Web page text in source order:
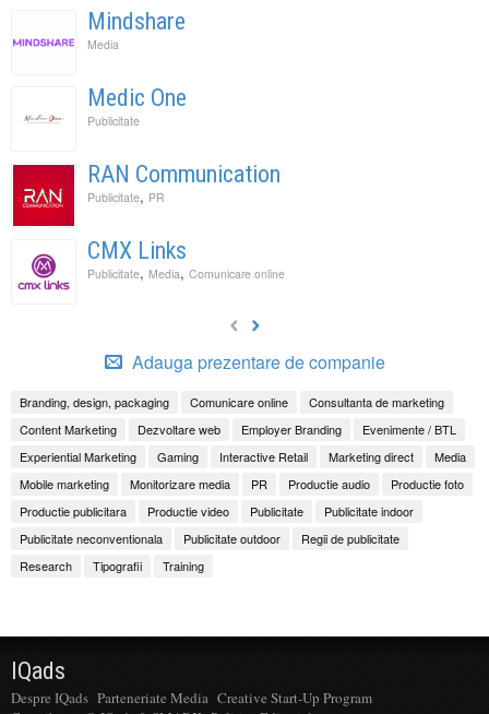
Mindshare
Media
Medic One
Publicitate
RAN Communication
Publicitate, PR
CMX Links
Publicitate, Media, Comunicare online
Adauga prezentare de companie
Branding, design, packaging Comunicare online
Consultanta de marketing
Content Marketing
Dezvoltare web Employer Branding
Evenimente / BTL
Experiential Marketing
Gaming Interactive Retail Marketing direct
Media
Mobile marketing
Monitorizare media PR Productie audio
Productie foto
Productie publicitara
Productie video Publicitate
Publicitate indoor
Publicitate neconventionala
Publicitate outdoor
Regii de publicitate
Research
Tipografii Training
IQads
Despre IQads Parteneriate Media Creative Start-Up Program